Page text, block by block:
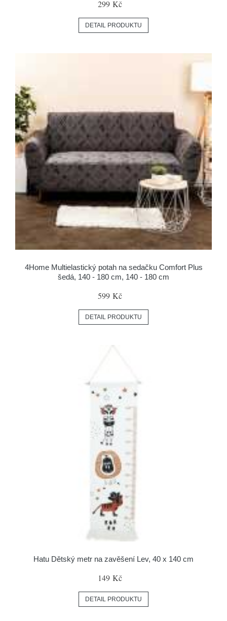
299 Kč
DETAIL PRODUKTU
4Home Multielastický potah na sedačku Comfort Plus
šedá, 140 - 180 cm, 140 - 180 cm
599 Kč
DETAIL PRODUKTU
Hatu Dětský metr na zavěšení Lev, 40 x 140 cm
149 Kč
DETAIL PRODUKTU